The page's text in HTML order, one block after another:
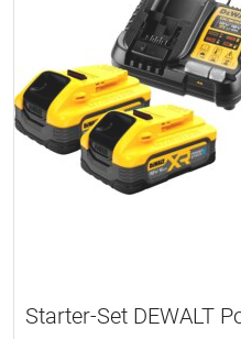
Starter-Set DEWALT